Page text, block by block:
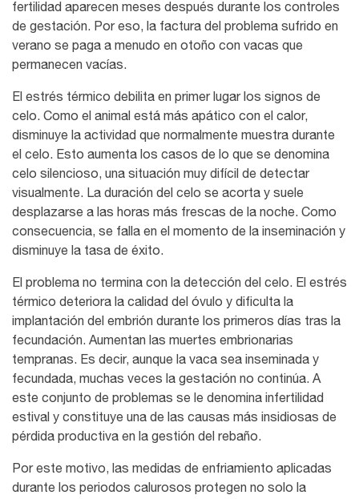
fertilidad aparecen meses después durante los controles
de gestación. Por eso, la factura del problema sufrido en
verano se paga a menudo en otoño con vacas que
permanecen vacías.
El estrés térmico debilita en primer lugar los signos de
celo. Como el animal está más apático con el calor,
disminuye la actividad que normalmente muestra durante
el celo. Esto aumenta los casos de lo que se denomina
celo silencioso, una situación muy difícil de detectar
visualmente. La duración del celo se acorta y suele
desplazarse a las horas más frescas de la noche. Como
consecuencia, se falla en el momento de la inseminación y
disminuye la tasa de éxito.
El problema no termina con la detección del celo. El estrés
térmico deteriora la calidad del óvulo y dificulta la
implantación del embrión durante los primeros días tras la
fecundación. Aumentan las muertes embrionarias
tempranas. Es decir, aunque la vaca sea inseminada y
fecundada, muchas veces la gestación no continúa. A
este conjunto de problemas se le denomina infertilidad
estival y constituye una de las causas más insidiosas de
pérdida productiva en la gestión del rebaño.
Por este motivo, las medidas de enfriamiento aplicadas
durante los periodos calurosos protegen no solo la